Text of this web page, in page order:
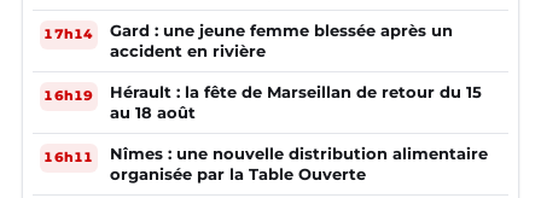
17h14
Gard : une jeune femme blessée après un
accident en rivière
16h19
Hérault : la fête de Marseillan de retour du 15
au 18 août
16h11
Nîmes : une nouvelle distribution alimentaire
organisée par la Table Ouverte